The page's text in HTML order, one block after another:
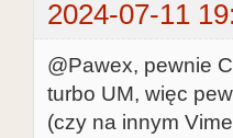
2024-07-11
@Pawex, pewnie
turbo UM, więc
(czy na innym